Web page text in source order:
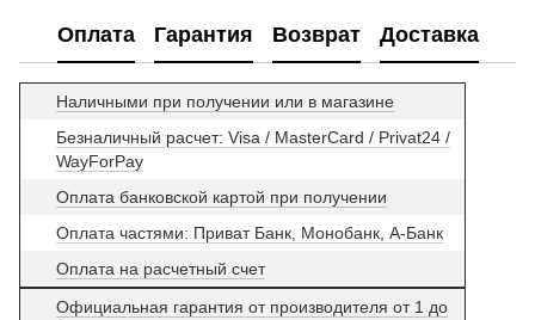
Оплата Гарантия Возврат Доставка
Наличными при получении или в магазине
Безналичный расчет: Visa / MasterCard / Privat24 /
WayForPay
Оплата банковской картой при получении
Оплата частями: Приват Банк, Монобанк, А-Банк
Оплата на расчетный счет
Официальная гарантия от производителя от 1 до